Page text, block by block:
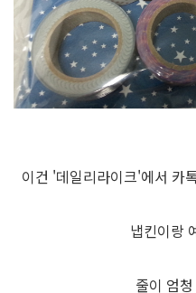
이건 '데일리라이크'에서 카
냅킨이랑
줄이 엄